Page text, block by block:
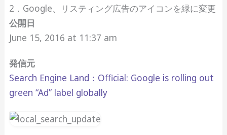
2．Google、リスティング広告のアイコンを緑に変更
公開日
June 15, 2016 at 11:37 am
発信元
Search Engine Land：Official: Google is rolling out
green “Ad” label globally